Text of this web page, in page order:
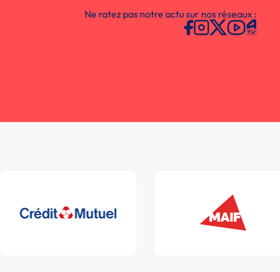
Ne ratez pas notre actu sur nos réseaux :